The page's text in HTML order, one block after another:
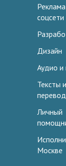
соцсети
Дизайн
Аудио и
Тексты и
перевод
Личный
Москве